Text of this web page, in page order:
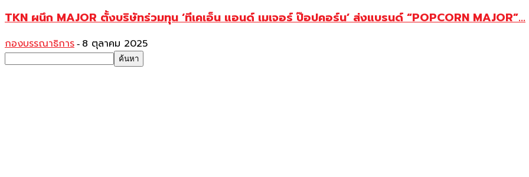
TKN ผนึก MAJOR ตั้งบริษัทร่วมทุน ‘ทีเคเอ็น แอนด์ เมเจอร์ ป๊อปคอร์น’ ส่งแบรนด์ “POPCORN MAJOR”...
กองบรรณาธิการ - 8 ตุลาคม 2025